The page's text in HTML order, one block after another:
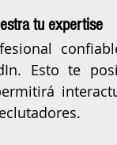
tu expertise
Esto te